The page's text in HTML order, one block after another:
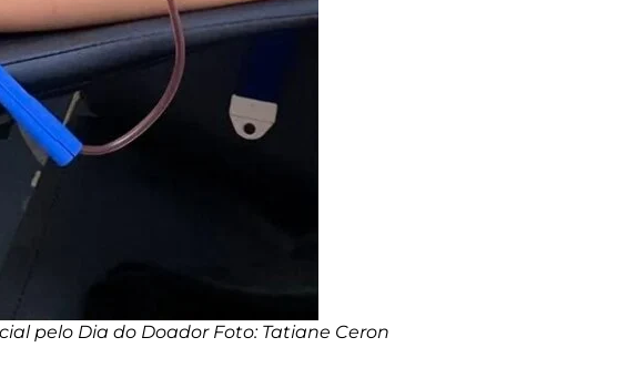
pelo Dia do Doador Foto: Tatiane Ceron